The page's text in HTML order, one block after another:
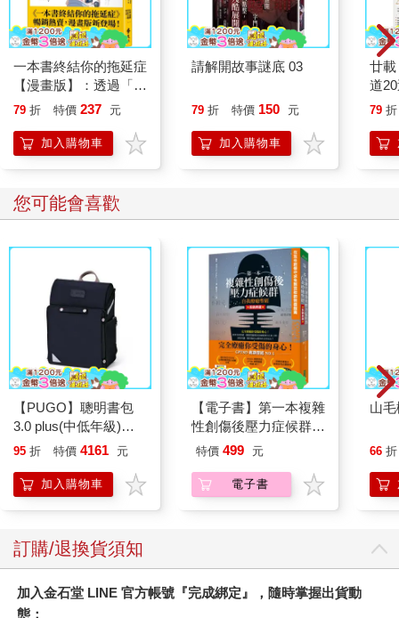
一本書終結你的拖延症
【漫畫版】：透過「小
行動」打開大腦的行動
「行動派」的37個科
學方法
79 折 特價 237 元
加入購物車
請解開故事謎底 03
79 折 特價 150 元
加入購物車
廿
道
79 折
您可能會喜歡
【PUGO】聰明書包
3.0 plus(中低年級)酷
黑 全新進化玩美上市
95 折 特價 4161 元
加入購物車
【電子書】第一本複雜
性創傷後壓力症候群自
我療癒聖經（長銷典
特價 499 元
電子書
山
66 折
訂購/退換貨須知
加入金石堂 LINE 官方帳號『完成綁定』，隨時掌握出貨動
態：